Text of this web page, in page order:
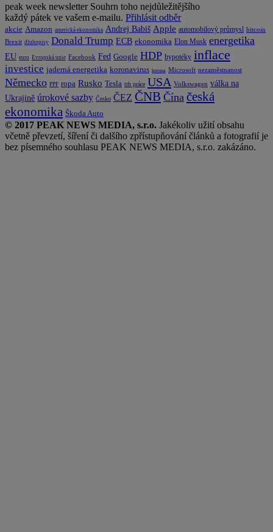
peak week newsletter Souhrn toho nejdůležitějšího
každý pátek ve vašem e-mailu. Přihlásit odběr
akcie Amazon americká ekonomika Andrej Babiš Apple automobilový průmysl bitcoin
Brexit dluhopisy Donald Trump ECB ekonomika Elon Musk energetika
EU euro Evropská unie Facebook Fed Google HDP hypotéky inflace
investice jaderná energetika koronavirus koruna Microsoft nezaměstnanost
Německo PPF ropa Rusko Tesla trh práce USA Volkswagen válka na
Ukrajině úrokové sazby Česko ČEZ ČNB Čína česká
ekonomika Škoda Auto
© 2017 PEAK NEWS MEDIA, s.r.o. Jakékoliv užití obsahu
včetně převzetí, šíření či dalšího zpřístupňování článků a fotografií je
bez písemného souhlasu PEAK NEWS MEDIA, s.r.o. zakázáno.